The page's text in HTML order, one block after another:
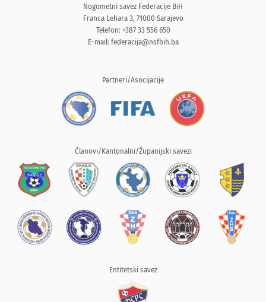
Nogometni savez Federacije BiH
Franca Lehara 3, 71000 Sarajevo
Telefon: +387 33 556 650
E-mail: federacija@nsfbih.ba
Partneri/Asocijacije
Članovi/Kantonalni/Županijski savezi
Entitetski savez